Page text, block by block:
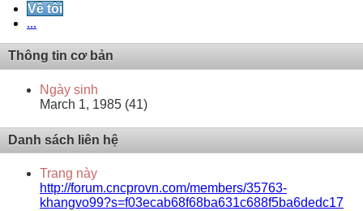
Về tôi
...
Thông tin cơ bản
Ngày sinh
March 1, 1985 (41)
Danh sách liên hệ
Trang này
http://forum.cncprovn.com/members/35763-
khangvo99?s=f03ecab68f68ba631c688f5ba6dedc17